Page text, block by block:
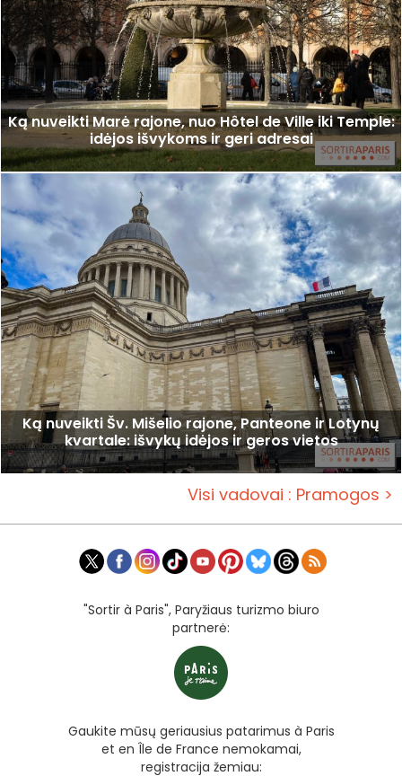
Ką nuveikti Marė rajone, nuo Hôtel de Ville iki Temple:
idėjos išvykoms ir geri adresai
Ką nuveikti Šv. Mišelio rajone, Panteone ir Lotynų
kvartale: išvykų idėjos ir geros vietos
Visi vadovai : Pramogos >
"Sortir à Paris", Paryžiaus turizmo biuro
partnerė:
Gaukite mūsų geriausius patarimus à Paris
et en Île de France nemokamai,
registracija žemiau: